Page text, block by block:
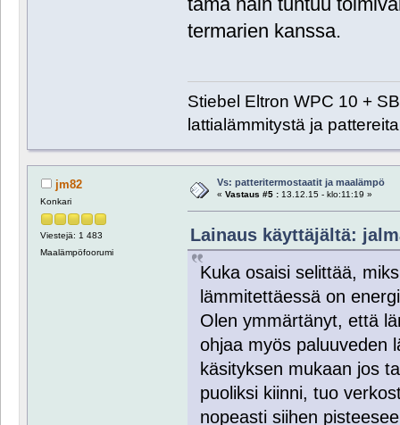
termarien kanssa.
Stiebel Eltron WPC 10 +
lattialämmitystä ja pattereita
jm82
Konkari
Viestejä: 1 483
Maalämpöfoorumi
Vs: patteritermostaatit ja maalämpö
« Vastaus #5 :13.12.15 - klo:11:19 »
Lainaus käyttäjältä:
Kuka osaisi selittää,
lämmitettäessä on
Olen ymmärtänyt, että
ohjaa myös paluuveden
käsityksen mukaan jos
puoliksi kiinni, tuo
nopeasti siihen